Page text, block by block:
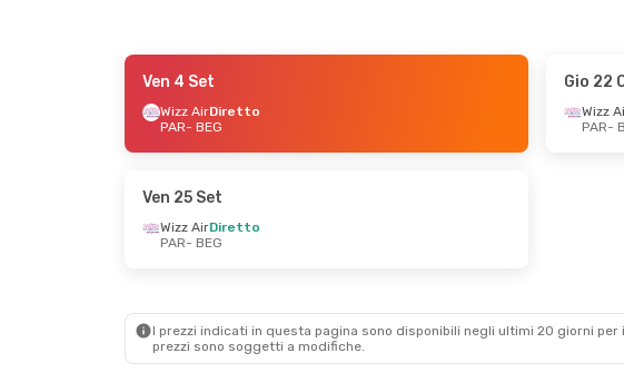
- Dom 27 Set
- Ven 23 Ott
Ven 4 Set
Wizz AirDiretto
PAR- BEG
Gio 22
Wizz
PAR-
Ven 25 Set
Wizz AirDiretto
PAR- BEG
I prezzi indicati in questa pagina sono disponibili negli ultimi 20 giorni
prezzi sono soggetti a modifiche.